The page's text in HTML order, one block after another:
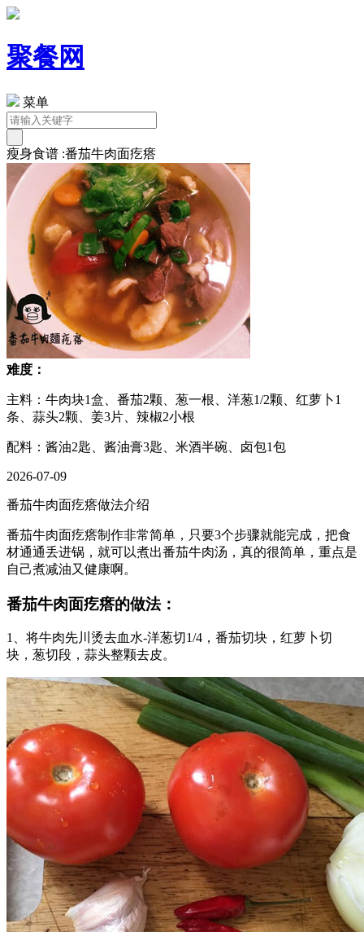
聚餐网
菜单
瘦身食谱 :番茄牛肉面疙瘩
难度：
主料：牛肉块1盒、番茄2颗、葱一根、洋葱1/2颗、红萝卜1
条、蒜头2颗、姜3片、辣椒2小根
配料：酱油2匙、酱油膏3匙、米酒半碗、卤包1包
2026-07-09
番茄牛肉面疙瘩做法介绍
番茄牛肉面疙瘩制作非常简单，只要3个步骤就能完成，把食
材通通丢进锅，就可以煮出番茄牛肉汤，真的很简单，重点是
自己煮减油又健康啊。
番茄牛肉面疙瘩的做法：
1、将牛肉先川烫去血水-洋葱切1/4，番茄切块，红萝卜切
块，葱切段，蒜头整颗去皮。